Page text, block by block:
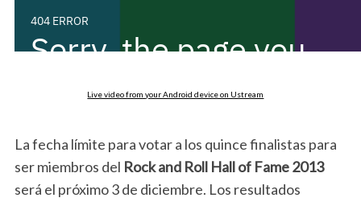
Live video from your Android device on Ustream
La fecha límite para votar a los quince finalistas para
ser miembros del Rock and Roll Hall of Fame 2013
será el próximo 3 de diciembre. Los resultados